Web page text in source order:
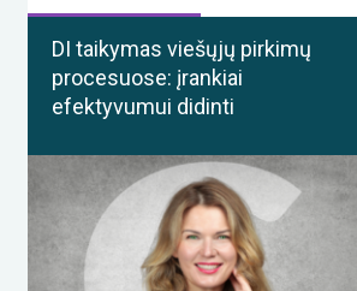
DI taikymas viešųjų pirkimų
procesuose: įrankiai
efektyvumui didinti